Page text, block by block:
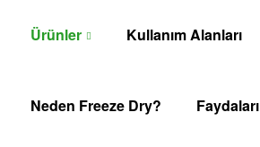
Ürünler Kullanım Alanları
Neden Freeze Dry? Faydaları